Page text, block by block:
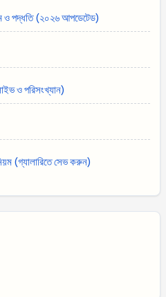
ও পদ্ধতি (২০২৬ আপডেটেড)
ও পরিসংখ্যান)
(গ্যালারিতে সেভ করুন)